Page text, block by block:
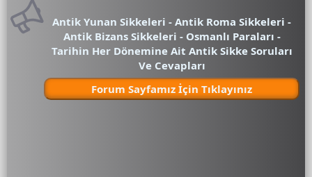
Antik Yunan Sikkeleri - Antik Roma Sikkeleri -
Antik Bizans Sikkeleri - Osmanlı Paraları -
Tarihin Her Dönemine Ait Antik Sikke Soruları
Ve Cevapları
Forum Sayfamız İçin Tıklayınız